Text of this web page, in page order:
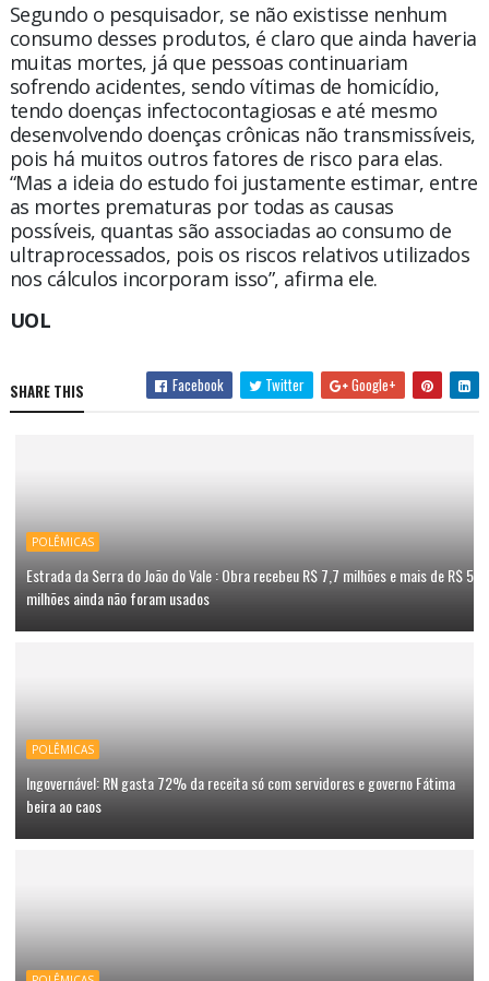
Segundo o pesquisador, se não existisse nenhum
consumo desses produtos, é claro que ainda haveria
muitas mortes, já que pessoas continuariam
sofrendo acidentes, sendo vítimas de homicídio,
tendo doenças infectocontagiosas e até mesmo
desenvolvendo doenças crônicas não transmissíveis,
pois há muitos outros fatores de risco para elas.
“Mas a ideia do estudo foi justamente estimar, entre
as mortes prematuras por todas as causas
possíveis, quantas são associadas ao consumo de
ultraprocessados, pois os riscos relativos utilizados
nos cálculos incorporam isso”, afirma ele.
UOL
SHARE THIS Facebook Twitter Google+
POLÊMICAS
Estrada da Serra do João do Vale : Obra recebeu R$ 7,7 milhões e mais de R$ 5
milhões ainda não foram usados
POLÊMICAS
Ingovernável: RN gasta 72% da receita só com servidores e governo Fátima
beira ao caos